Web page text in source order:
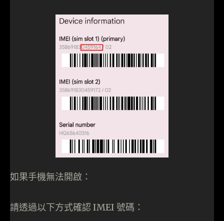
如果手機無法開啟：
請透過以下方式確認 IMEI 號碼：